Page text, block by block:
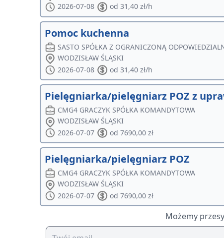
2026-07-08
od 31,40 zł/h
Pomoc kuchenna
SASTO SPÓŁKA Z OGRANICZONĄ
WODZISŁAW ŚLĄSKI
2026-07-08
od 31,40 zł/h
Pielęgniarka/pielęgniarz POZ z
CMG4 GRACZYK SPÓŁKA KOMANDYTOWA
WODZISŁAW ŚLĄSKI
2026-07-07
od 7690,00 zł
Pielęgniarka/pielęgniarz POZ
CMG4 GRACZYK SPÓŁKA KOMANDYTOWA
WODZISŁAW ŚLĄSKI
2026-07-07
od 7690,00 zł
Możemy